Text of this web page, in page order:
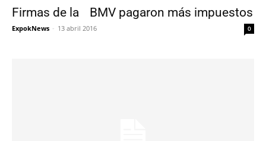
Firmas de la BMV pagaron más impuestos
ExpokNews - 13 abril 2016 0